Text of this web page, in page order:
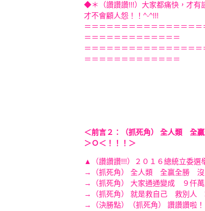
◆＊（讚讚讚!!!）大家都痛快，才有
才不會顧人怨！！^-^!!!
＝＝＝＝＝＝＝＝＝＝＝＝＝＝＝
＝＝＝＝＝＝＝＝＝＝＝＝＝
＝＝＝＝＝＝＝＝＝＝＝＝＝＝＝
＝＝＝＝＝＝＝＝＝＝＝＝＝
＜前言２：（抓死角） 全人類 全
＞Ｏ＜！！！＞
▲（讚讚讚!!!）２０１６總統立委選
→（抓死角） 全人類 全贏全勝 沒
→（抓死角） 大家通通變成 ９仟萬
→（抓死角） 就是救自己 救別人
→（決勝點）（抓死角） 讚讚讚啦